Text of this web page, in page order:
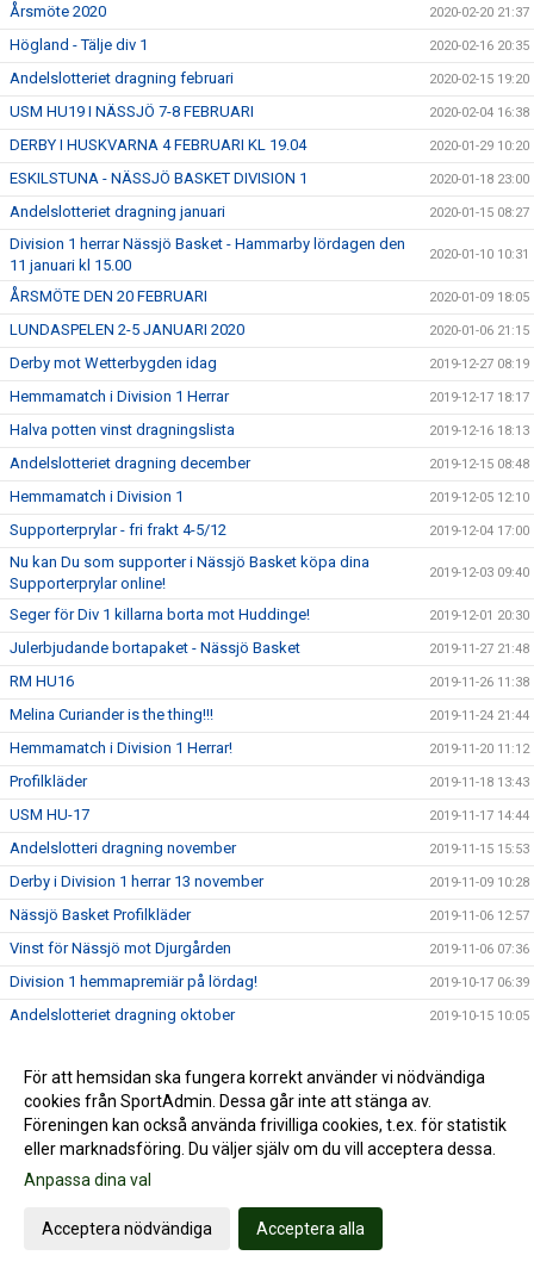
Årsmöte 2020 2020-02-20 21:37
Högland - Tälje div 1 2020-02-16 20:35
Andelslotteriet dragning februari 2020-02-15 19:20
USM HU19 I NÄSSJÖ 7-8 FEBRUARI 2020-02-04 16:38
DERBY I HUSKVARNA 4 FEBRUARI KL 19.04 2020-01-29 10:20
ESKILSTUNA - NÄSSJÖ BASKET DIVISION 1 2020-01-18 23:00
Andelslotteriet dragning januari 2020-01-15 08:27
Division 1 herrar Nässjö Basket - Hammarby lördagen den
11 januari kl 15.00
2020-01-10 10:31
ÅRSMÖTE DEN 20 FEBRUARI 2020-01-09 18:05
LUNDASPELEN 2-5 JANUARI 2020 2020-01-06 21:15
Derby mot Wetterbygden idag 2019-12-27 08:19
Hemmamatch i Division 1 Herrar 2019-12-17 18:17
Halva potten vinst dragningslista 2019-12-16 18:13
Andelslotteriet dragning december 2019-12-15 08:48
Hemmamatch i Division 1 2019-12-05 12:10
Supporterprylar - fri frakt 4-5/12 2019-12-04 17:00
Nu kan Du som supporter i Nässjö Basket köpa dina
Supporterprylar online!
2019-12-03 09:40
Seger för Div 1 killarna borta mot Huddinge! 2019-12-01 20:30
Julerbjudande bortapaket - Nässjö Basket 2019-11-27 21:48
RM HU16 2019-11-26 11:38
Melina Curiander is the thing!!! 2019-11-24 21:44
Hemmamatch i Division 1 Herrar! 2019-11-20 11:12
Profilkläder 2019-11-18 13:43
USM HU-17 2019-11-17 14:44
Andelslotteri dragning november 2019-11-15 15:53
Derby i Division 1 herrar 13 november 2019-11-09 10:28
Nässjö Basket Profilkläder 2019-11-06 12:57
Vinst för Nässjö mot Djurgården 2019-11-06 07:36
Division 1 hemmapremiär på lördag! 2019-10-17 06:39
Andelslotteriet dragning oktober 2019-10-15 10:05
Träningsstart för de yngsta lagen, basketskolan och
basketkul
2019-10-06 10:10
Motionsbasket för dam och herr kör nu igång! 2019-10-04 05:56
Andelslotteriet September
För att hemsidan ska fungera korrekt använder vi nödvändiga
cookies från SportAdmin. Dessa går inte att stänga av.
Föreningen kan också använda frivilliga cookies, t.ex. för statistik
eller marknadsföring. Du väljer själv om du vill acceptera dessa.
Anpassa dina val
Acceptera nödvändiga Acceptera alla